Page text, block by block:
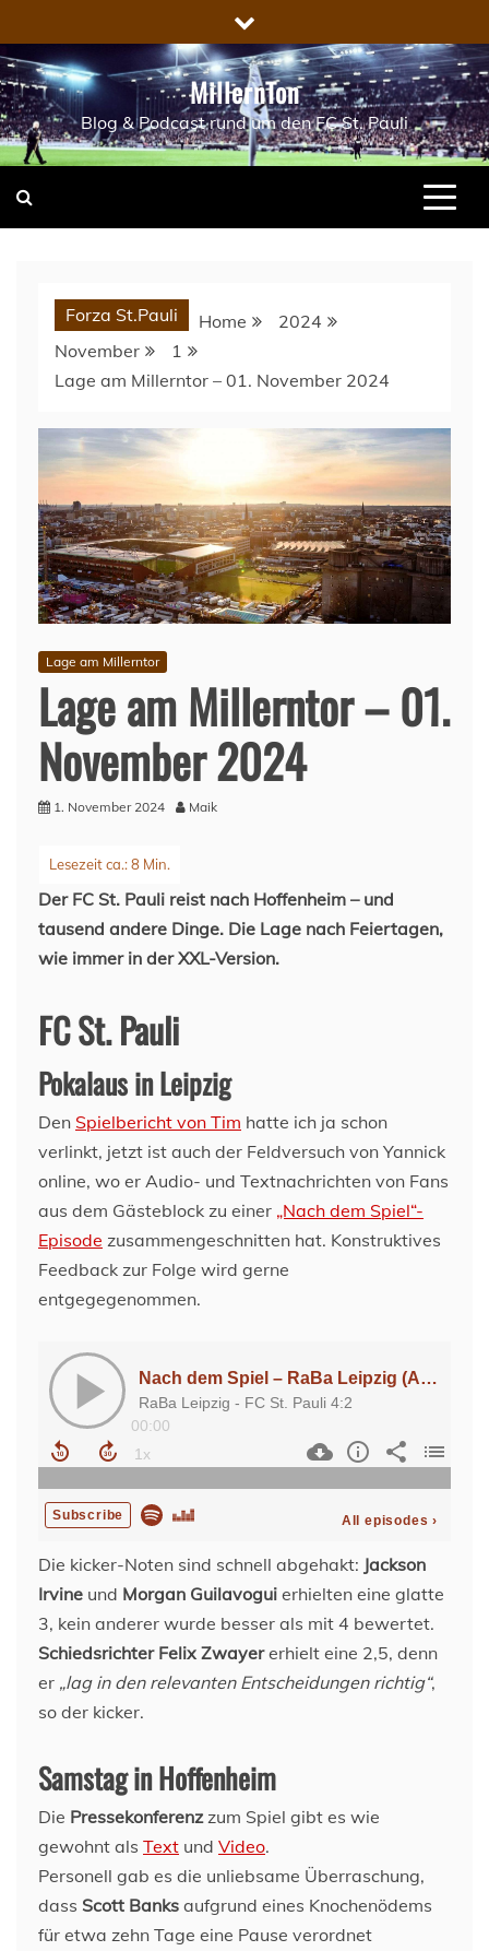
to
content
MillernTon
Blog & Podcast rund um den FC St. Pauli
Forza St.Pauli Home
2024
November
1
Lage am Millerntor – 01. November 2024
Lage am Millerntor
Lage am Millerntor – 01.
November 2024
1. November 2024 Maik
Der FC St. Pauli reist nach Hoffenheim – und
tausend andere Dinge. Die Lage nach Feiertagen,
wie immer in der XXL-Version.
FC St. Pauli
Pokalaus in Leipzig
Den Spielbericht von Tim hatte ich ja schon
verlinkt, jetzt ist auch der Feldversuch von Yannick
online, wo er Audio- und Textnachrichten von Fans
aus dem Gästeblock zu einer „Nach dem Spiel“-
Episode zusammengeschnitten hat. Konstruktives
Feedback zur Folge wird gerne
entgegegenommen.
Die kicker-Noten sind schnell abgehakt: Jackson
Irvine und Morgan Guilavogui erhielten eine glatte
3, kein anderer wurde besser als mit 4 bewertet.
Schiedsrichter Felix Zwayererhielt eine 2,5, denn
er „lag in den relevanten Entscheidungen richtig“,
so der kicker.
Samstag in Hoffenheim
Die Pressekonferenzzum Spiel gibt es wie
gewohnt als Text und Video.
Personell gab es die unliebsame Überraschung,
dass Scott Banks aufgrund eines Knochenödems
für etwa zehn Tage eine Pause verordnet